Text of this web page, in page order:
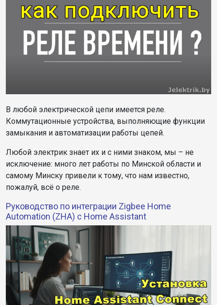
В любой электрической цепи имеется реле.
Коммутационные устройства, выполняющие функции
замыкания и автоматизации работы цепей.
Любой электрик знает их и с ними знаком, мы – не
исключение: много лет работы по Минской области и
самому Минску привели к тому, что нам известно,
пожалуй, всё о реле.
Руководство по интеграции Zigbee Home
Automation (ZHA) с Home Assistant